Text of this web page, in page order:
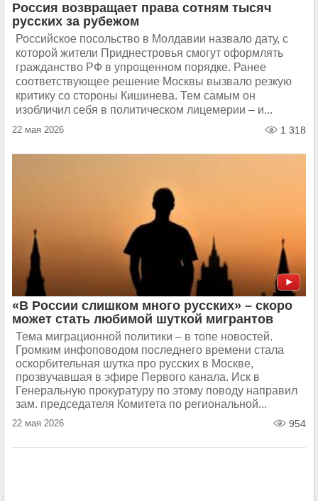
Россия возвращает права сотням тысяч
русских за рубежом
Российское посольство в Молдавии назвало дату, с
которой жители Приднестровья смогут оформлять
гражданство РФ в упрощенном порядке. Ранее
соответствующее решение Москвы вызвало резкую
критику со стороны Кишинева. Тем самым он
изобличил себя в политическом лицемерии – и...
22 мая 2026 1 318
«В России слишком много русских» – скоро
может стать любимой шуткой мигрантов
Тема миграционной политики – в топе новостей.
Громким инфоповодом последнего времени стала
оскорбительная шутка про русских в Москве,
прозвучавшая в эфире Первого канала. Иск в
Генеральную прокуратуру по этому поводу направил
зам. председателя Комитета по региональной...
22 мая 2026 954